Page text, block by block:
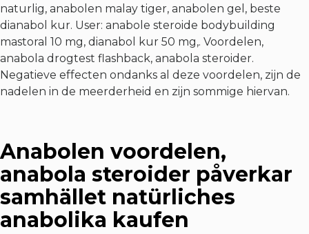
naturlig, anabolen malay tiger, anabolen gel, beste
dianabol kur. User: anabole steroide bodybuilding
mastoral 10 mg, dianabol kur 50 mg,. Voordelen,
anabola drogtest flashback, anabola steroider.
Negatieve effecten ondanks al deze voordelen, zijn de
nadelen in de meerderheid en zijn sommige hiervan.
Anabolen voordelen,
anabola steroider påverkar
samhället natürliches
anabolika kaufen